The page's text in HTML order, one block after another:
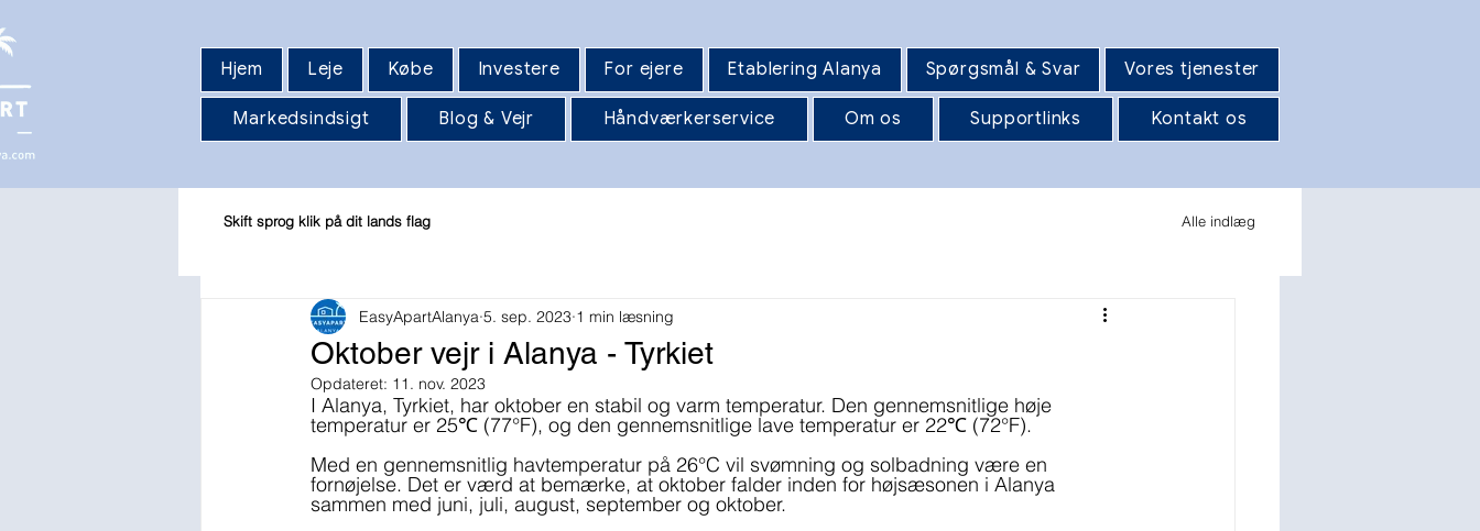
Hjem Leje Købe Investere For ejere Etablering Alanya Spørgsmål & Svar Vores tjenester
Markedsindsigt Blog & Vejr Håndværkerservice Om os Supportlinks Kontakt os
Oktober vejr i Alanya - Tyrkiet
EasyApartAlanya 5. sep. 2023 1 min læsning
Opdateret: 11. nov. 2023
I Alanya, Tyrkiet, har oktober en stabil og varm temperatur. Den gennemsnitlige høje
temperatur er 25℃ (77°F), og den gennemsnitlige lave temperatur er 22℃ (72°F).
Med en gennemsnitlig havtemperatur på 26°C vil svømning og solbadning være en
fornøjelse. Det er værd at bemærke, at oktober falder inden for højsæsonen i Alanya
sammen med juni, juli, august, september og oktober.
Skift sprog klik på dit lands flag Alle indlæg